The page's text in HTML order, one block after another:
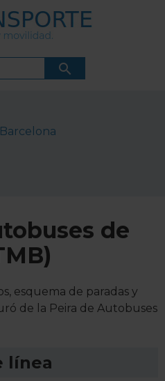
de
esquema de paradas y
de la Peira de Autobuses
línea